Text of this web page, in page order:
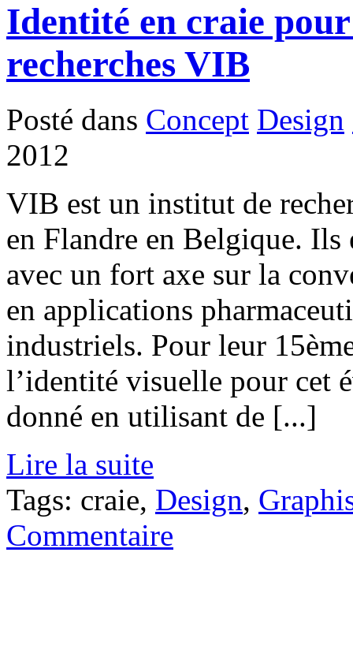
Identité en craie
recherches VIB
Posté dans Concept Design
2012
VIB est un institut de
en Flandre en Belgique. Ils
avec un fort axe sur la
en applications
industriels. Pour leur
l’identité visuelle pour cet
donné en utilisant de [...]
Lire la suite
Tags: craie, Design,
Commentaire